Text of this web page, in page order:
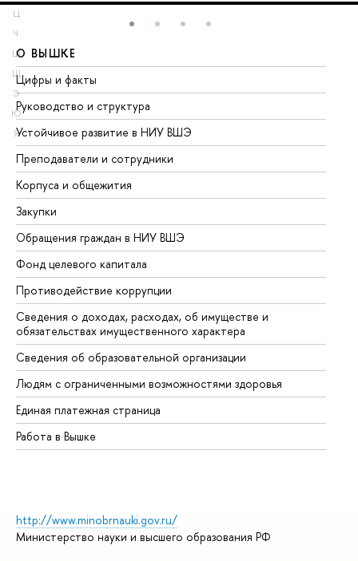
Ц
Ч
Ш
Щ
Э
Ю
Я
О ВЫШКЕ
Цифры и факты
Руководство и структура
Устойчивое развитие в НИУ ВШЭ
Преподаватели и сотрудники
Корпуса и общежития
Закупки
Обращения граждан в НИУ ВШЭ
Фонд целевого капитала
Противодействие коррупции
Сведения о доходах, расходах, об имуществе и
обязательствах имущественного характера
Сведения об образовательной организации
Людям с ограниченными возможностями здоровья
Единая платежная страница
Работа в Вышке
http://www.minobrnauki.gov.ru/
Министерство науки и высшего образования РФ